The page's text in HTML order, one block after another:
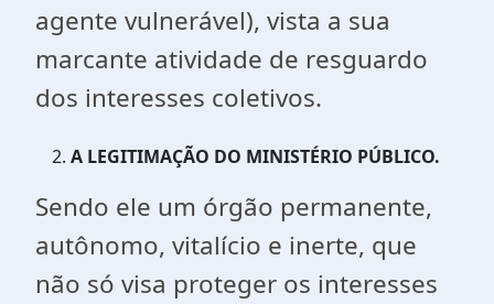
agente vulnerável), vista a sua
marcante atividade de resguardo
dos interesses coletivos.
A LEGITIMAÇÃO DO MINISTÉRIO PÚBLICO.
Sendo ele um órgão permanente,
autônomo, vitalício e inerte, que
não só visa proteger os interesses